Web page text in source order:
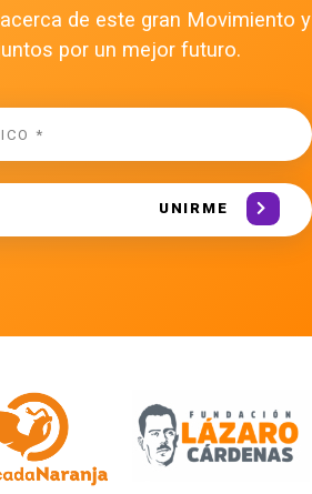
de este gran Movimiento y
por un mejor futuro.
UNIRME